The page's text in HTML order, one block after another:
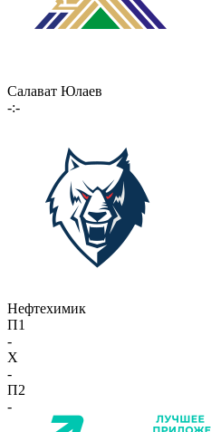
Салават Юлаев
-:-
Нефтехимик
П1
-
X
-
П2
-